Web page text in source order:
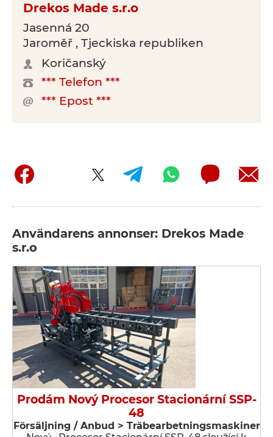
Drekos Made s.r.o
Jasenná 20
Jaroměř , Tjeckiska republiken
Koričanský
*** Telefon ***
*** Epost ***
Användarens annonser: Drekos Made
s.r.o
Prodám Nový Procesor Stacionární SSP-
48
Försäljning / Anbud > Träbearbetningsmaskiner